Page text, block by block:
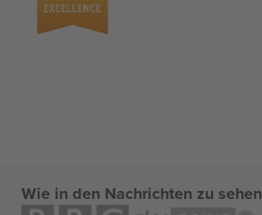
Wie in den Nachrichten zu sehen